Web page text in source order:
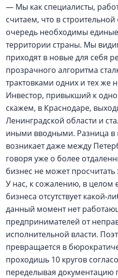
— Мы как специалисты,
считаем, что в
очередь необходимы
территории страны. Мы
приходят в новые для себя
прозрачного алгоритма
трактовками одних и тех же
Инвестор, привыкший к
скажем, в Краснодаре,
Ленинградской области и
иными вводными. Разница в
возникает даже между
говоря уже о более
бизнес не может просчитать
У нас, к сожалению, в целом
бизнеса отсутствует какой-
данный момент нет
предпринимателей от
исполнительной власти.
превращается в
проходишь 10 кругов
переделывая документацию